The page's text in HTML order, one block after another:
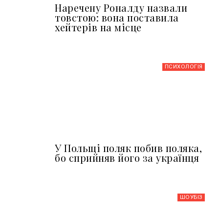
Наречену Роналду назвали
товстою: вона поставила
хейтерів на місце
ПСИХОЛОГІЯ
У Польщі поляк побив поляка,
бо сприйняв його за українця
ШОУБIЗ